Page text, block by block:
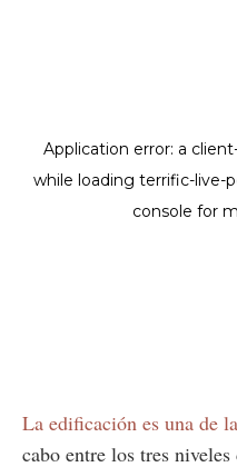
La edificación es una de
cabo entre los tres